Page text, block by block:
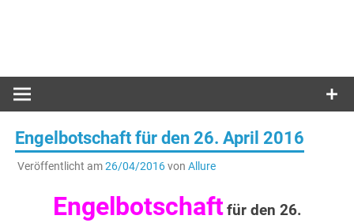
Engelbotschaft für den 26. April 2016
Veröffentlicht am26/04/2016von Allure
Engelbotschaft für den 26.